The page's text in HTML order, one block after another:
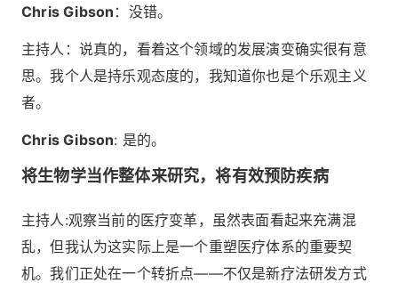
Chris Gibson ：没错。
主持人：说真的，看着这个领域的发展演变确实很有意
思。我个人是持乐观态度的，我知道你也是个乐观主义
者。
Chris Gibson: 是的。
将生物学当作整体来研究，将有效预防疾病
主持人:观察当前的医疗变革，虽然表面看起来充满混
乱，但我认为这实际上是一个重塑医疗体系的重要契
机。我们正处在一个转折点——不仅是新疗法研发方式